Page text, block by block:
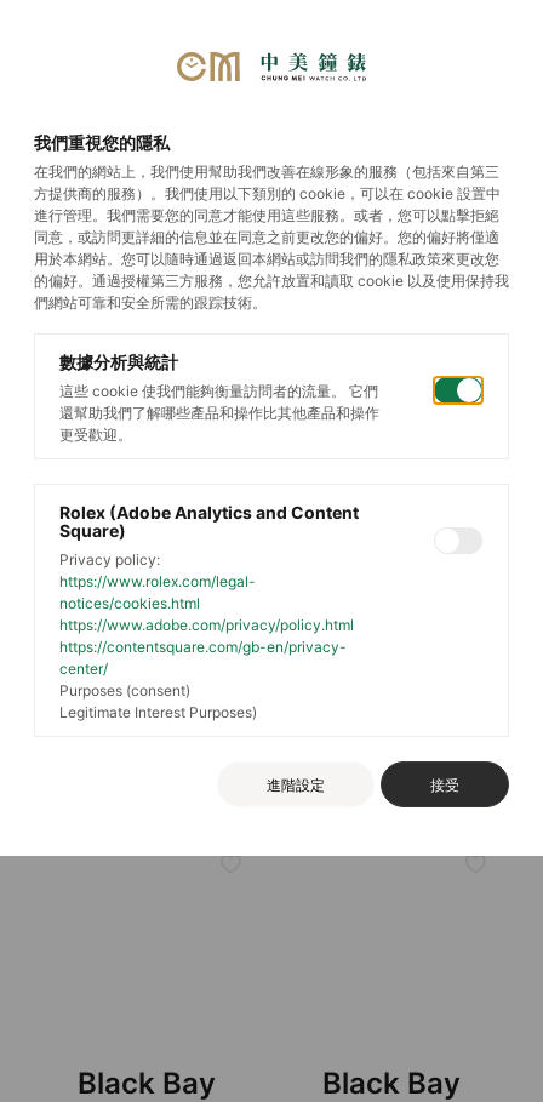
Chrono
Black Bay Chrono
Black Bay
Chrono
Black Bay
鋼錶殼，直徑41毫米, 鋼錶
帶
Black Bay
Black Bay
我們重視您的隱私
在我們的網站上，我們使用幫助我們改善在線形象的服務（包括來自第三
方提供商的服務）。我們使用以下類別的 cookie，可以在 cookie 設置中
進行管理。我們需要您的同意才能使用這些服務。或者，您可以點擊拒絕
同意，或訪問更詳細的信息並在同意之前更改您的偏好。您的偏好將僅適
用於本網站。您可以隨時通過返回本網站或訪問我們的隱私政策來更改您
的偏好。通過授權第三方服務，您允許放置和讀取 cookie 以及使用保持我
們網站可靠和安全所需的跟踪技術。
數據分析與統計
這些 cookie 使我們能夠衡量訪問者的流量。 它們
還幫助我們了解哪些產品和操作比其他產品和操作
更受歡迎。
Rolex (Adobe Analytics and Content
Square)
Privacy policy:
https://www.rolex.com/legal-
notices/cookies.html
https://www.adobe.com/privacy/policy.html
https://contentsquare.com/gb-en/privacy-
center/
Purposes (consent)
Legitimate Interest Purposes)
進階設定 接受